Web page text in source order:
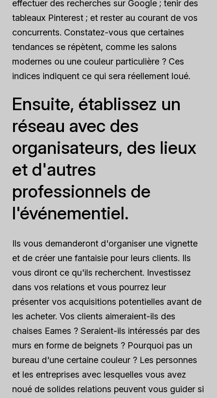
effectuer des recherches sur Google ; tenir des
tableaux Pinterest ; et rester au courant de vos
concurrents. Constatez-vous que certaines
tendances se répètent, comme les salons
modernes ou une couleur particulière ? Ces
indices indiquent ce qui sera réellement loué.
Ensuite, établissez un
réseau avec des
organisateurs, des lieux
et d'autres
professionnels de
l'événementiel.
Ils vous demanderont d'organiser une vignette
et de créer une fantaisie pour leurs clients. Ils
vous diront ce qu'ils recherchent. Investissez
dans vos relations et vous pourrez leur
présenter vos acquisitions potentielles avant de
les acheter. Vos clients aimeraient-ils des
chaises Eames ? Seraient-ils intéressés par des
murs en forme de beignets ? Pourquoi pas un
bureau d'une certaine couleur ? Les personnes
et les entreprises avec lesquelles vous avez
noué de solides relations peuvent vous guider si